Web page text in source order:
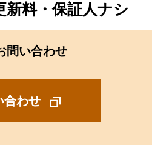
新料・保証人ナシ
問い合わせ
合わせ